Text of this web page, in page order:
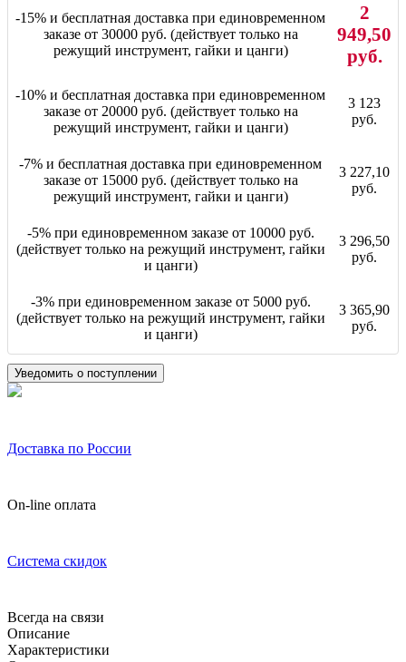
-15% и бесплатная доставка при единовременном
заказе от 30000 руб. (действует только на
режущий инструмент, гайки и цанги)
2
949,50
руб.
-10% и бесплатная доставка при единовременном
заказе от 20000 руб. (действует только на
режущий инструмент, гайки и цанги)
3 123
руб.
-7% и бесплатная доставка при единовременном
заказе от 15000 руб. (действует только на
режущий инструмент, гайки и цанги)
3 227,10
руб.
-5% при единовременном заказе от 10000 руб.
(действует только на режущий инструмент, гайки
и цанги)
3 296,50
руб.
-3% при единовременном заказе от 5000 руб.
(действует только на режущий инструмент, гайки
и цанги)
3 365,90
руб.
Уведомить о поступлении
Доставка по России
On-line оплата
Система скидок
Всегда на связи
Описание
Характеристики